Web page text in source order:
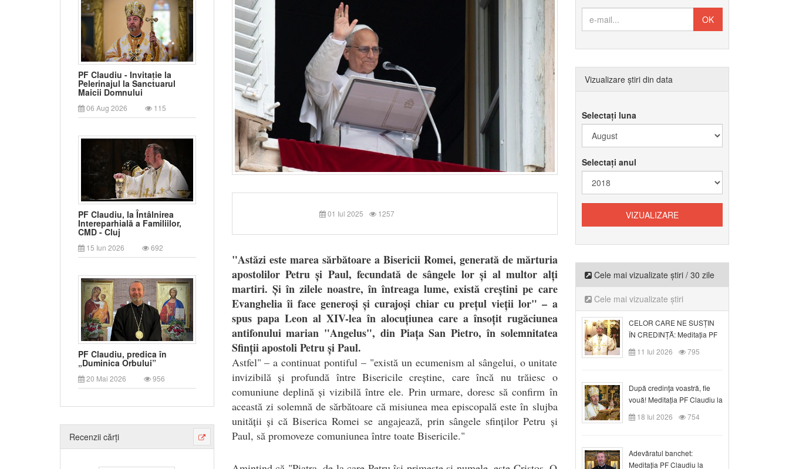
PF Claudiu - Invitație la
Pelerinajul la Sanctuarul
Maicii Domnului
06 Aug 2026 115
PF Claudiu, la Întâlnirea
Intereparhială a Familiilor,
CMD - Cluj
15 Iun 2026 692
PF Claudiu, predica în
„Duminica Orbului”
20 Mai 2026 956
Recenzii cărți
01 Iul 2025 1257
"Astăzi este marea sărbătoare a Bisericii Romei, generată de mărturia
apostolilor Petru și Paul, fecundată de sângele lor și al multor alți
martiri. Și în zilele noastre, în întreaga lume, există creștini pe care
Evanghelia îi face generoși și curajoși chiar cu prețul vieții lor" – a
spus papa Leon al XIV-lea în alocuțiunea care a însoțit rugăciunea
antifonului marian "Angelus", din Piața San Pietro, în solemnitatea
Sfinții apostoli Petru și Paul.
Astfel" – a continuat pontiful – "există un ecumenism al sângelui, o unitate
invizibilă și profundă între Bisericile creștine, care încă nu trăiesc o
comuniune deplină și vizibilă între ele. Prin urmare, doresc să confirm în
această zi solemnă de sărbătoare că misiunea mea episcopală este în slujba
unității și că Biserica Romei se angajează, prin sângele sfinților Petru și
Paul, să promoveze comuniunea între toate Bisericile."
Vizualizare știri din data
Selectați luna
Selectați anul
Cele mai vizualizate știri / 30 zile
Cele mai vizualizate știri
CELOR CARE NE SUSȚIN
ÎN CREDINȚĂ: Meditația PF
Claudiu la Duminica a VI-a
după Rusalii
11 Iul 2026 795
După credinţa voastră, fie
vouă! Meditația PF Claudiu la
duminica a VII-a după Rusalii
18 Iul 2026 754
Adevăratul banchet:
Meditația PF Claudiu la